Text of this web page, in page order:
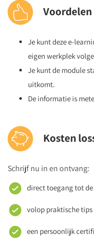
Je kunt deze e-
eigen werkplek
Je kunt de module
uitkomt.
De informatie is
Kosten
Schrijf nu in en ontvang:
direct toegang tot
volop praktische tips
een persoonlijk